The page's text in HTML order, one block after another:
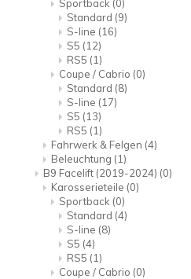
Sportback (0)
Standard (9)
S-line (16)
S5 (12)
RS5 (1)
Coupe / Cabrio (0)
Standard (8)
S-line (17)
S5 (13)
RS5 (1)
Fahrwerk & Felgen (4)
Beleuchtung (1)
B9 Facelift (2019-2024) (0)
Karosserieteile (0)
Sportback (0)
Standard (4)
S-line (8)
S5 (4)
RS5 (1)
Coupe / Cabrio (0)